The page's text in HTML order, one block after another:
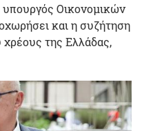
Οικονομικών
και η συζήτηση
χρέους της Ελλάδας,